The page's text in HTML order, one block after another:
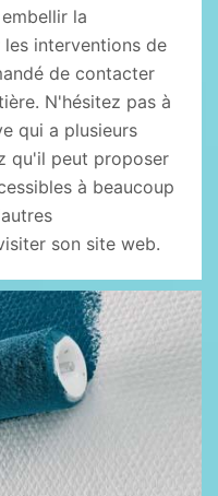
la
interventions de
de contacter
N'hésitez pas à
qui a plusieurs
qu'il peut proposer
à beaucoup
son site web.